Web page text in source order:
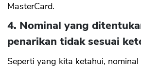
MasterCard.
4. Nominal yang
penarikan tidak sesuai
Seperti yang kita ketahui,